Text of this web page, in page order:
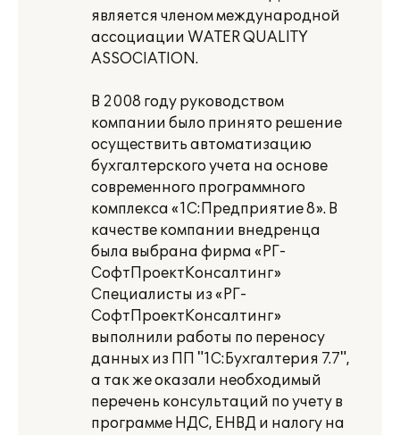
является членом международной
ассоциации WATER QUALITY
ASSOCIATION.
В 2008 году руководством
компании было принято решение
осуществить автоматизацию
бухгалтерского учета на основе
современного программного
комплекса «1С:Предприятие 8». В
качестве компании внедренца
была выбрана фирма «РГ-
СофтПроектКонсалтинг»
Специалисты из «РГ-
СофтПроектКонсалтинг»
выполнили работы по переносу
данных из ПП "1С:Бухгалтерия 7.7",
а так же оказали необходимый
перечень консультаций по учету в
программе НДС, ЕНВД и налогу на